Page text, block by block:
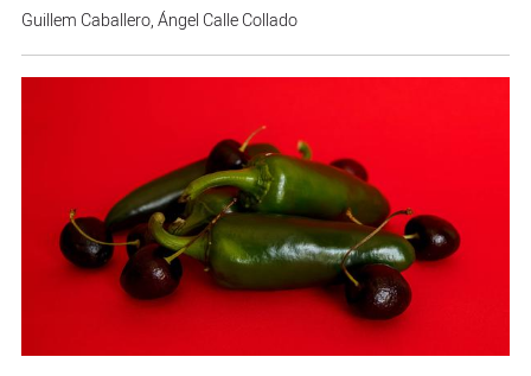
Guillem Caballero,Ángel Calle Collado